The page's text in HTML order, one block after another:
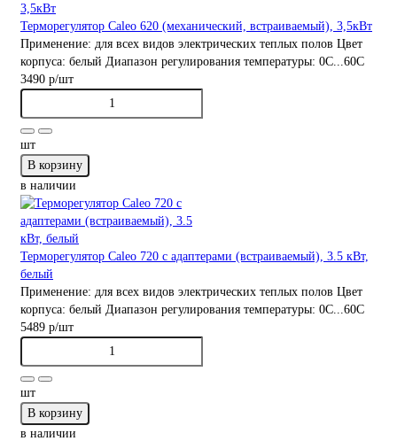
Терморегулятор Caleo 620 (механический, встраиваемый), 3,5кВт
Применение: для всех видов электрических теплых полов Цвет
корпуса: белый Диапазон регулирования температуры: 0С...60С
3490 р/шт
шт
В корзину
в наличии
Терморегулятор Caleo 720 с адаптерами (встраиваемый), 3.5 кВт,
белый
Применение: для всех видов электрических теплых полов Цвет
корпуса: белый Диапазон регулирования температуры: 0С...60С
5489 р/шт
шт
В корзину
в наличии